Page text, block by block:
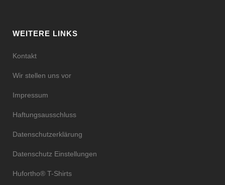
WEITERE LINKS
Kontakt
Wir stellen uns vor
Impressum
Haftungsausschluss
Datenschutzerklärung
Datenschutz Einstellungen
Hufortho® T-Shirts